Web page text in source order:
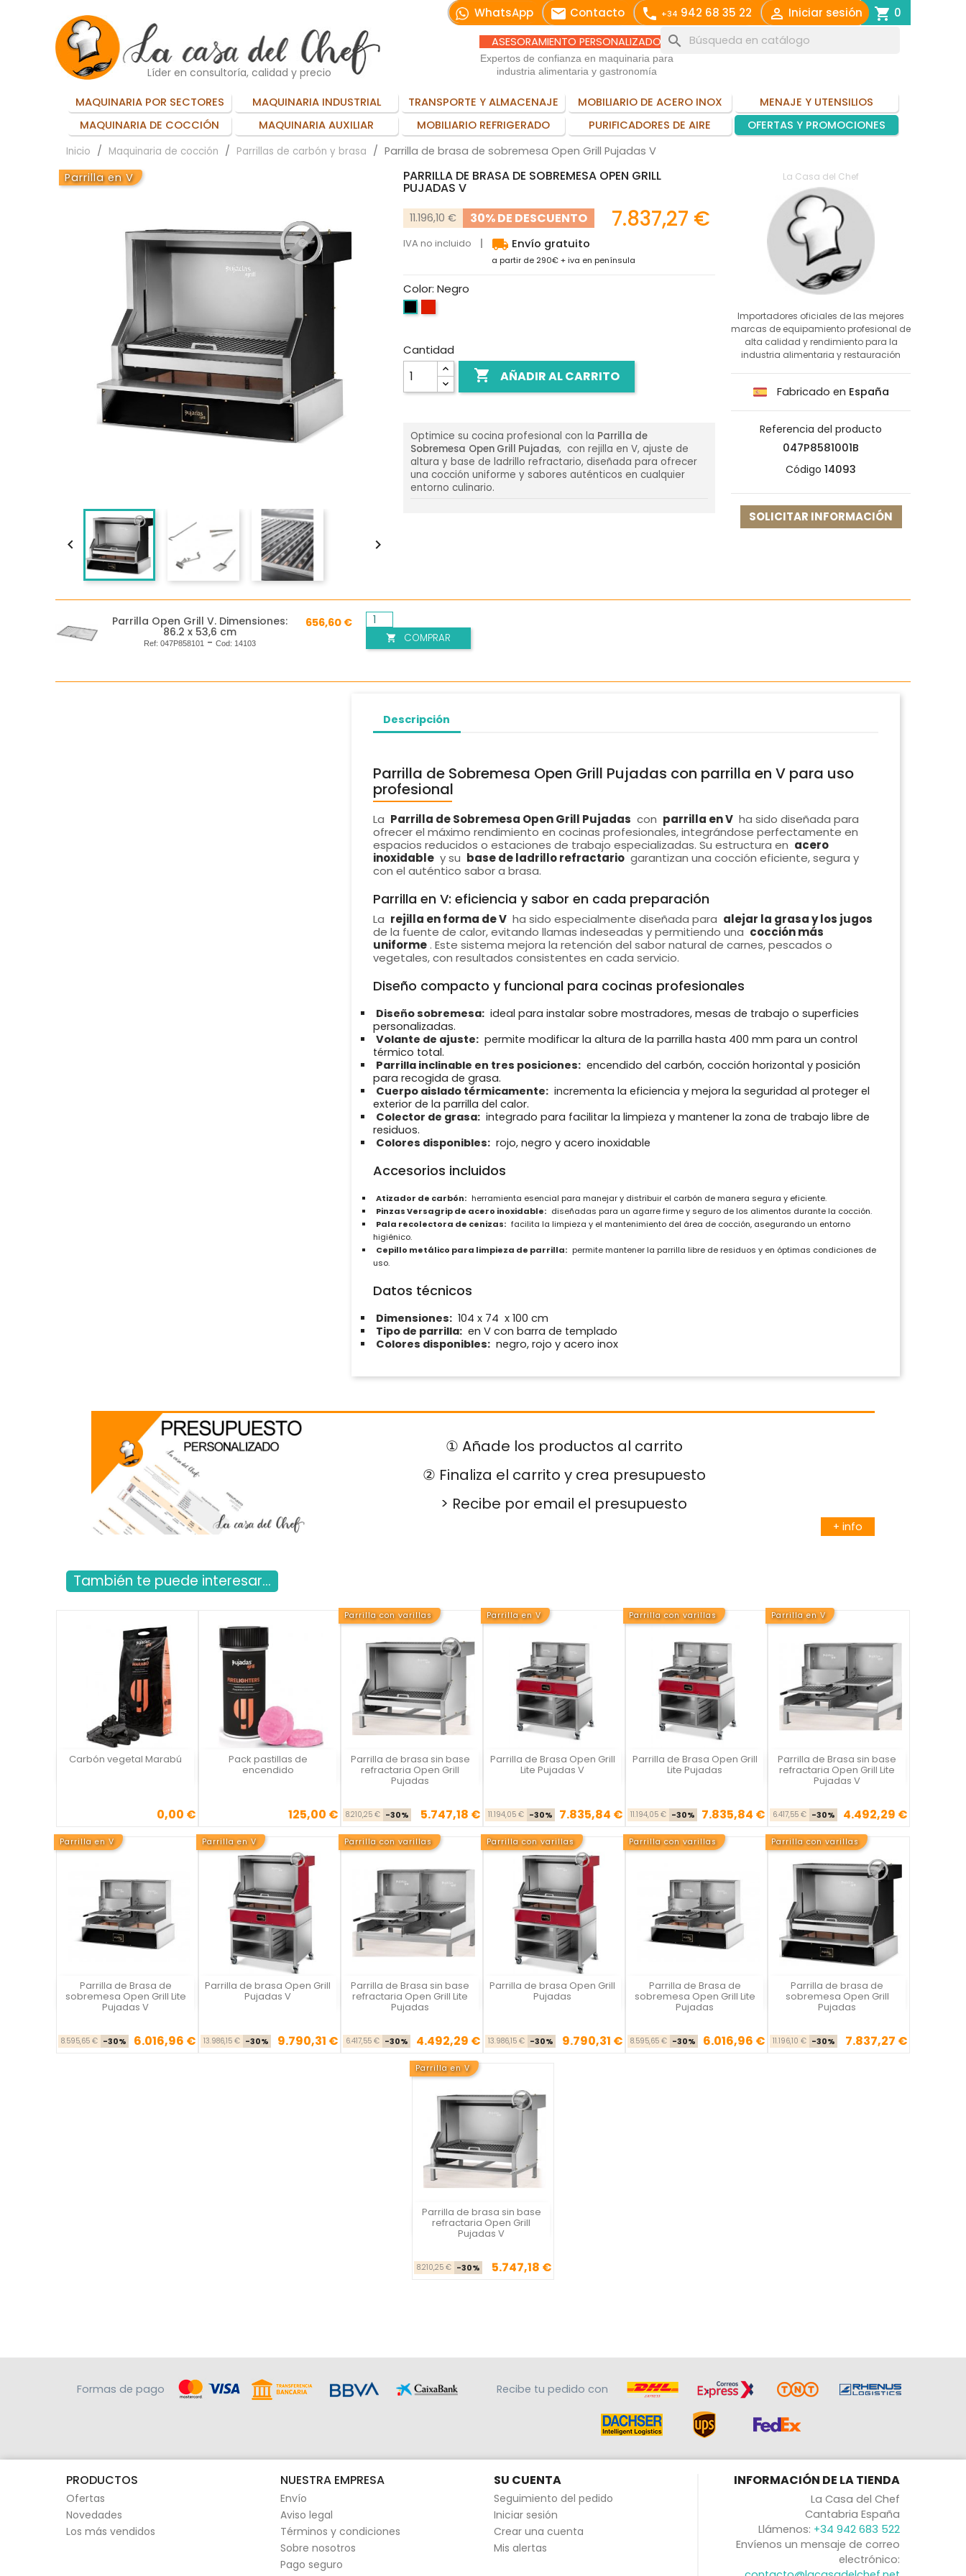
WhatsApp email Contacto call +34 942 68 35 22  Iniciar sesión shopping_cart 0
Líder en consultoría, calidad y precio
ASESORAMIENTO PERSONALIZADO
Expertos de confianza en maquinaria para
industria alimentaria y gastronomía
search
MAQUINARIA POR SECTORES MAQUINARIA INDUSTRIAL TRANSPORTE Y ALMACENAJE MOBILIARIO DE ACERO INOX
MENAJE Y UTENSILIOS
MAQUINARIA DE COCCIÓN
MAQUINARIA AUXILIAR MOBILIARIO REFRIGERADO PURIFICADORES DE AIRE OFERTAS Y PROMOCIONES
Inicio Maquinaria de cocción Parrillas de carbón y brasa
Parrilla de brasa de sobremesa Open Grill Pujadas V
Parrilla en V
 
PARRILLA DE BRASA DE SOBREMESA OPEN GRILL
PUJADAS V
11.196,10 € 30% DE DESCUENTO 7.837,27 €
IVA no incluido local_shipping Envío gratuito
a partir de 290€ + iva en península
Color: Negro
Inox
Cantidad
 AÑADIR AL CARRITO
Optimice su cocina profesional con la Parrilla de
Sobremesa Open Grill Pujadas, con rejilla en V, ajuste de
altura y base de ladrillo refractario, diseñada para ofrecer
una cocción uniforme y sabores auténticos en cualquier
entorno culinario.
La Casa del Chef
Importadores oficiales de las mejores
marcas de equipamiento profesional de
alta calidad y rendimiento para la
industria alimentaria y restauración
Fabricado en España
Referencia del producto
047P8581001B
Código 14093
SOLICITAR INFORMACIÓN
Parrilla Open Grill V. Dimensiones:
86.2 x 53,6 cm
Ref: 047P858101 - Cod: 14103
656,60 €
 COMPRAR
Descripción
Parrilla de Sobremesa Open Grill Pujadas con parrilla en V para uso
profesional
La Parrilla de Sobremesa Open Grill Pujadas con parrilla en V ha sido diseñada para
ofrecer el máximo rendimiento en cocinas profesionales, integrándose perfectamente en
espacios reducidos o estaciones de trabajo especializadas. Su estructura en acero
inoxidable y su base de ladrillo refractario garantizan una cocción eficiente, segura y
con el auténtico sabor a brasa.
Parrilla en V: eficiencia y sabor en cada preparación
La rejilla en forma de V ha sido especialmente diseñada para alejar la grasa y los jugos
de la fuente de calor, evitando llamas indeseadas y permitiendo una cocción más
uniforme . Este sistema mejora la retención del sabor natural de carnes, pescados o
vegetales, con resultados consistentes en cada servicio.
Diseño compacto y funcional para cocinas profesionales
Diseño sobremesa: ideal para instalar sobre mostradores, mesas de trabajo o superficies
personalizadas.
Volante de ajuste: permite modificar la altura de la parrilla hasta 400 mm para un control
térmico total.
Parrilla inclinable en tres posiciones: encendido del carbón, cocción horizontal y posición
para recogida de grasa.
Cuerpo aislado térmicamente: incrementa la eficiencia y mejora la seguridad al proteger el
exterior de la parrilla del calor.
Colector de grasa: integrado para facilitar la limpieza y mantener la zona de trabajo libre de
residuos.
Colores disponibles: rojo, negro y acero inoxidable
Accesorios incluidos
Atizador de carbón: herramienta esencial para manejar y distribuir el carbón de manera segura y eficiente.
Pinzas Versagrip de acero inoxidable: diseñadas para un agarre firme y seguro de los alimentos durante la cocción.
Pala recolectora de cenizas: facilita la limpieza y el mantenimiento del área de cocción, asegurando un entorno
higiénico.
Cepillo metálico para limpieza de parrilla: permite mantener la parrilla libre de residuos y en óptimas condiciones de
uso.
Datos técnicos
Dimensiones: 104 x 74 x 100 cm
Tipo de parrilla: en V con barra de templado
Colores disponibles: negro, rojo y acero inox
① Añade los productos al carrito
② Finaliza el carrito y crea presupuesto
> Recibe por email el presupuesto
+ info
También te puede interesar...
Carbón vegetal Marabú
Precio0,00 €

Vista rápida Pack pastillas de
encendido
Precio125,00 €
Vista rápida
Parrilla con varillas
Parrilla de brasa sin base
refractaria Open Grill
Pujadas
Precio base
8.210,25 € -30% Precio
5.747,18 €

Vista rápida
Parrilla en V
Parrilla de Brasa Open Grill
Lite Pujadas V
Precio base
11.194,05 € -30% Precio
7.835,84 €

Vista rápida
Parrilla con varillas
Parrilla de Brasa Open Grill
Lite Pujadas
Precio base
11.194,05 € -30% Precio
7.835,84 €

Vista rápida
Parrilla en V
Parrilla de Brasa sin base
refractaria Open Grill Lite
Pujadas V
Precio base
6.417,55 € -30% Precio
4.492,29 €

Vista rápida
Parrilla en V
Parrilla de Brasa de
sobremesa Open Grill Lite
Pujadas V
Precio base
8.595,65 € -30% Precio
6.016,96 €

Vista rápida
Parrilla en V
Parrilla de brasa Open Grill
Pujadas V
Precio base
13.986,15 € -30% Precio
9.790,31 €

Vista rápida
Parrilla con varillas
Parrilla de Brasa sin base
refractaria Open Grill Lite
Pujadas
Precio base
6.417,55 € -30% Precio
4.492,29 €

Vista rápida
Parrilla con varillas
Parrilla de brasa Open Grill
Pujadas
Precio base
13.986,15 € -30% Precio
9.790,31 €

Vista rápida
Parrilla con varillas
Parrilla de Brasa de
sobremesa Open Grill Lite
Pujadas
Precio base
8.595,65 € -30% Precio
6.016,96 €

Vista rápida
Parrilla con varillas
Parrilla de brasa de
sobremesa Open Grill
Pujadas
Precio base
11.196,10 € -30% Precio
7.837,27 €
Vista rápida
Parrilla en V
Parrilla de brasa sin base
refractaria Open Grill
Pujadas V
Precio base
8.210,25 € -30% Precio
5.747,18 €

Vista rápida
Formas de pago Recibe tu pedido con
PRODUCTOS
Ofertas
Novedades
Los más vendidos
NUESTRA EMPRESA
Envío
Aviso legal
Términos y condiciones
Sobre nosotros
Pago seguro
SU CUENTA
Seguimiento del pedido
Iniciar sesión
Crear una cuenta
Mis alertas
INFORMACIÓN DE LA TIENDA
La Casa del Chef
Cantabria España
Llámenos: +34 942 683 522
Envíenos un mensaje de correo
electrónico: